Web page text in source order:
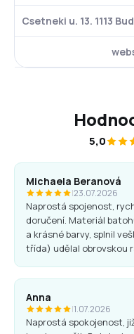
Csetneki u. 13. 1113
5,0
Michaela Beranová
|23.07.2026
Naprostá spojenost,
doručení. Materiál
a krásné barvy, splnil
třída) udělal obrovskou
Anna
|1.07.2026
Naprostá spokojenost,